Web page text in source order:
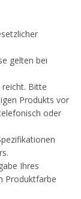
gelten bei
Bitte
Produkts vor
oder
Ihres
Produktfarbe